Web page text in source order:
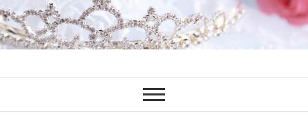
ファンブロ